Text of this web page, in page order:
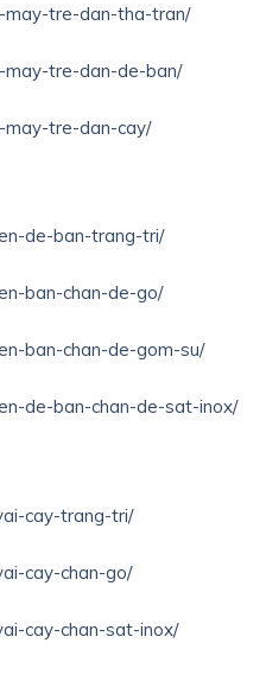
may-tre-dan-tha-tran/
may-tre-dan-de-ban/
may-tre-dan-cay/
de-ban-trang-tri/
ban-chan-de-go/
ban-chan-de-gom-su/
de-ban-chan-de-sat-inox/
cay-trang-tri/
cay-chan-go/
cay-chan-sat-inox/